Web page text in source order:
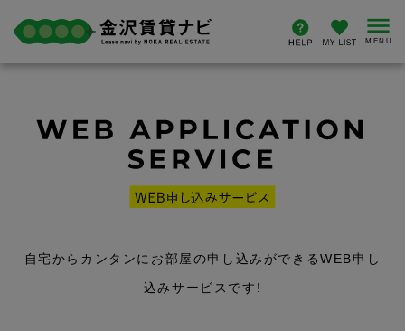
自宅からカンタンにお部屋の申し込みができるWEB申し
込みサービスです!